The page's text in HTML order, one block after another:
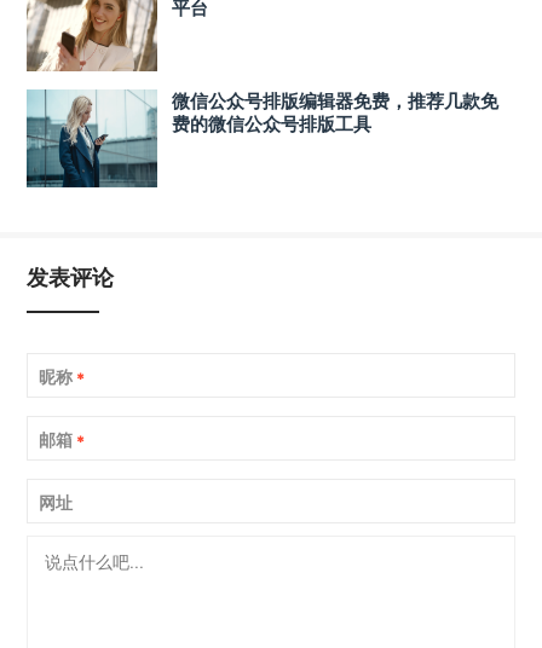
平台
微信公众号排版编辑器免费，推荐几款免
费的微信公众号排版工具
发表评论
昵称 *
邮箱 *
网址